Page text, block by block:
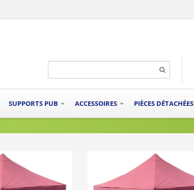
SUPPORTS PUB ACCESSOIRES PIÈCES